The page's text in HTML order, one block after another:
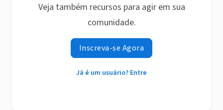
Veja também recursos para agir em sua
comunidade.
Inscreva-se Agora
Já é um usuário? Entre